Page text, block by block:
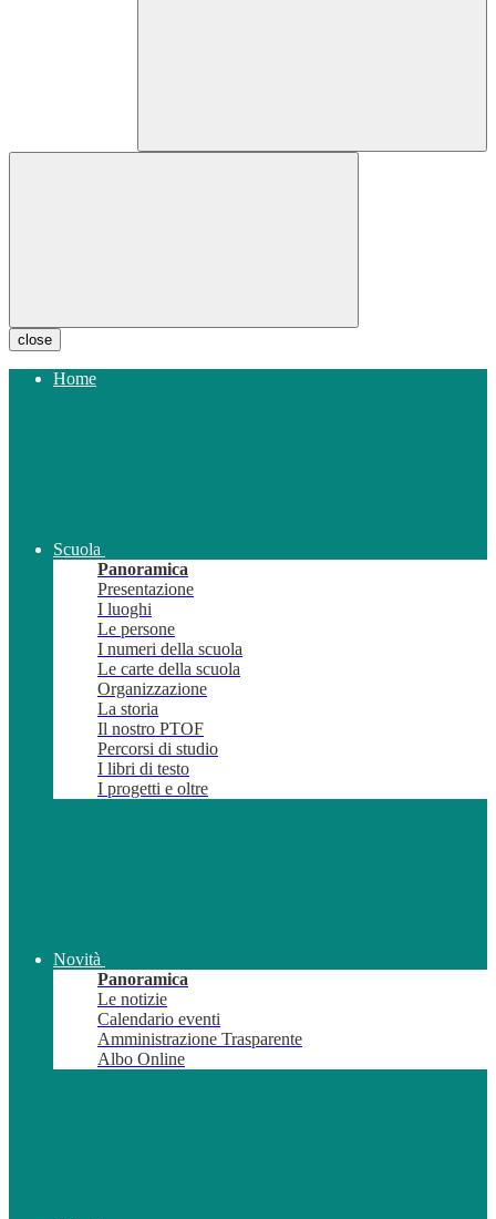
close
Home
Scuola
Panoramica
Presentazione
I luoghi
Le persone
I numeri della scuola
Le carte della scuola
Organizzazione
La storia
Il nostro PTOF
Percorsi di studio
I libri di testo
I progetti e oltre
Novità
Panoramica
Le notizie
Calendario eventi
Amministrazione Trasparente
Albo Online